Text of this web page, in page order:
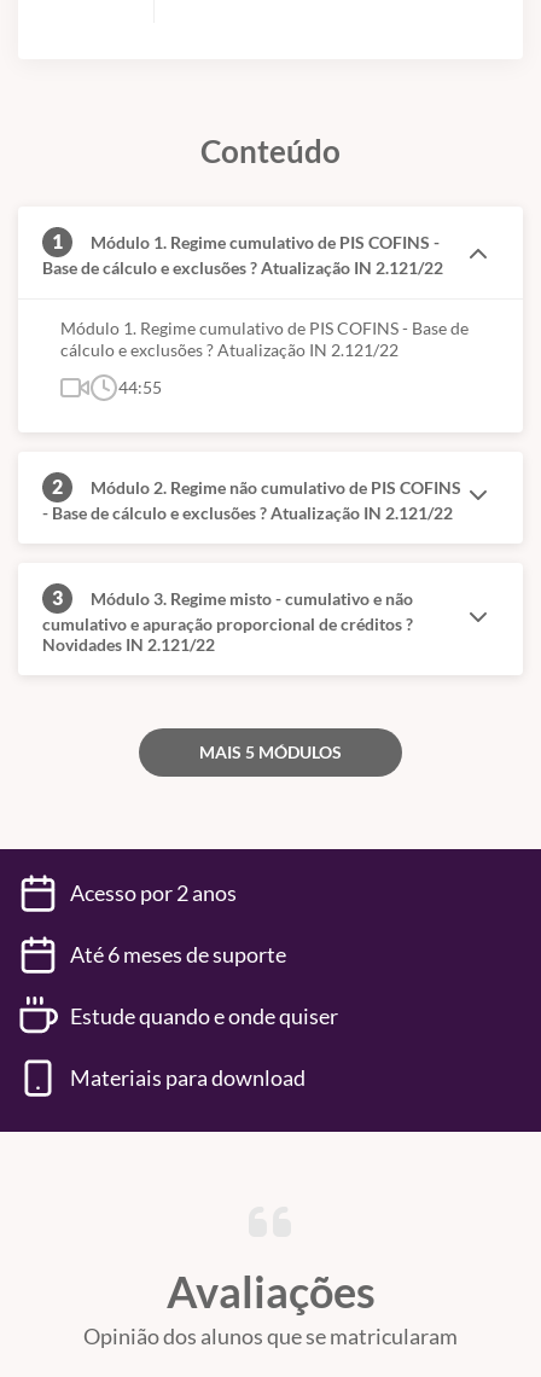
Conteúdo
1
Módulo 1. Regime cumulativo de PIS COFINS -
Base de cálculo e exclusões ? Atualização IN 2.121/22
Módulo 1. Regime cumulativo de PIS COFINS - Base de
cálculo e exclusões ? Atualização IN 2.121/22
44:55
2
Módulo 2. Regime não cumulativo de PIS COFINS
- Base de cálculo e exclusões ? Atualização IN 2.121/22
3
Módulo 3. Regime misto - cumulativo e não
cumulativo e apuração proporcional de créditos ?
Novidades IN 2.121/22
MAIS 5 MÓDULOS
Acesso por 2 anos
Até 6 meses de suporte
Estude quando e onde quiser
Materiais para download
Avaliações
Opinião dos alunos que se matricularam